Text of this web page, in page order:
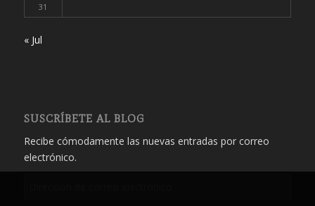
31
« Jul
SUSCRÍBETE AL BLOG
Recibe cómodamente las nuevas entradas por correo
electrónico.